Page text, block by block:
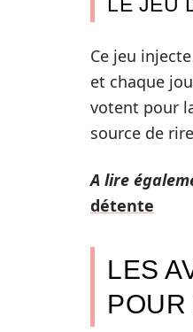
Ce jeu
et chaque
votent pour
source de
A lire
détente
LES